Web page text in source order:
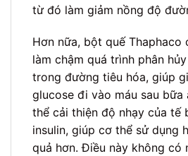
từ đó làm giảm nồng độ
Hơn nữa, bột quế Thaphaco
làm chậm quá trình phân
trong đường tiêu hóa, giúp
glucose đi vào máu sau bữa
thể cải thiện độ nhạy của tế
insulin, giúp cơ thể sử dụng
quả hơn. Điều này không có